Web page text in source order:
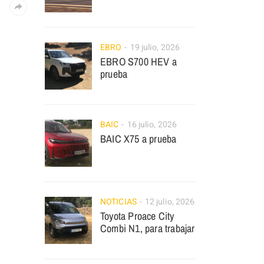
EBRO 19 julio, 2026
EBRO S700 HEV a
prueba
BAIC 16 julio, 2026
BAIC X75 a prueba
NOTICIAS 12 julio, 2026
Toyota Proace City
Combi N1, para trabajar